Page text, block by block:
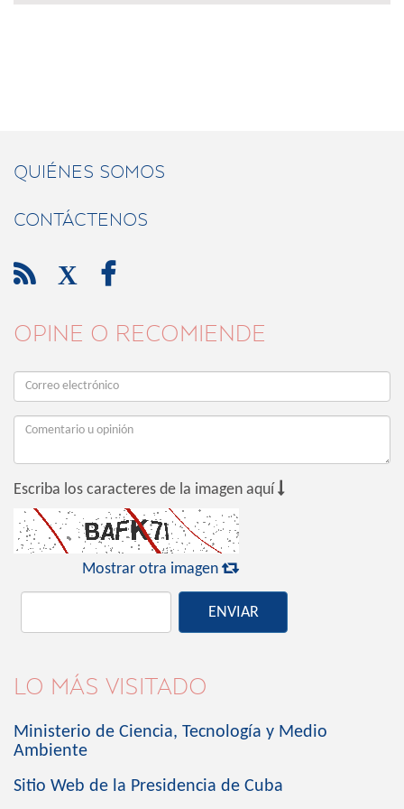
QUIÉNES SOMOS
CONTÁCTENOS
 X 
OPINE O RECOMIENDE
Escriba los caracteres de la imagen aquí 
Mostrar otra imagen 
ENVIAR
LO MÁS VISITADO
Ministerio de Ciencia, Tecnología y Medio
Ambiente
Sitio Web de la Presidencia de Cuba